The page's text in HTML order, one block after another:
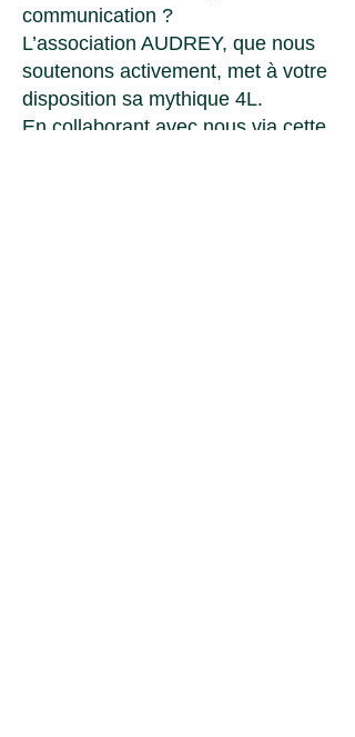
communication ?
L’association AUDREY, que nous
soutenons activement, met à votre
disposition sa mythique 4L.
En collaborant avec nous via cette